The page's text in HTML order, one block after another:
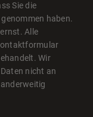
Sie die
haben.
Alle
Wir
nicht an